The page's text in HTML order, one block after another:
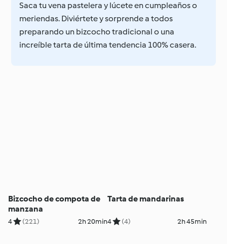
Saca tu vena pastelera y lúcete en cumpleaños o
meriendas. Diviértete y sorprende a todos
preparando un bizcocho tradicional o una
increíble tarta de última tendencia 100% casera.
Bizcocho de compota de
manzana
4 (221) 2h 20min
Tarta de mandarinas
4 (4) 2h 45min